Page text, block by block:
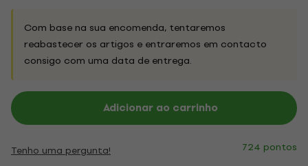
Com base na sua encomenda, tentaremos
reabastecer os artigos e entraremos em contacto
consigo com uma data de entrega.
Adicionar ao carrinho
Tenho uma pergunta! 724 pontos